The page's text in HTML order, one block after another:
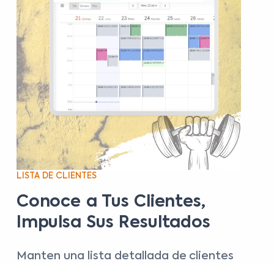
LISTA DE CLIENTES
Conoce a Tus Clientes,
Impulsa Sus Resultados
Manten una lista detallada de clientes